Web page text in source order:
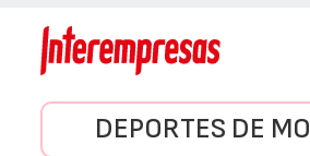
DEPORTES DE